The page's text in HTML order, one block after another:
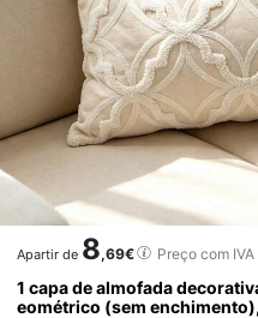
Apartir de 8,69€ Preço com
1 capa de almofada
eométrico (sem